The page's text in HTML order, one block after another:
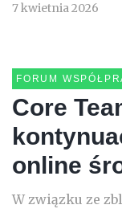
7 kwietnia 2026
FORUM
Core
online
W związku ze